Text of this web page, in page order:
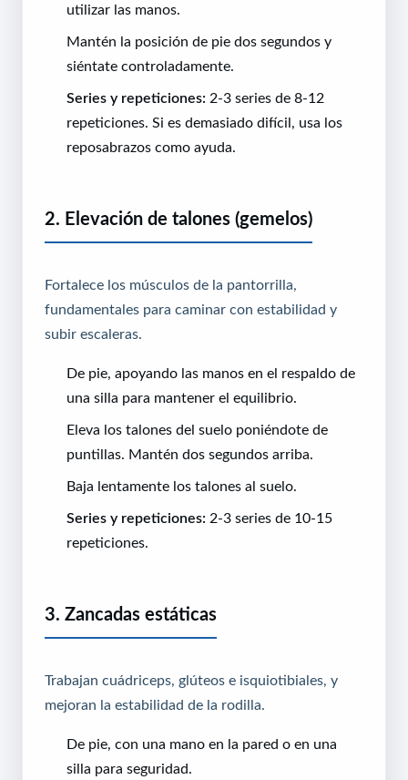
utilizar las manos.
Mantén la posición de pie dos segundos y
siéntate controladamente.
Series y repeticiones: 2-3 series de 8-12
repeticiones. Si es demasiado difícil, usa los
reposabrazos como ayuda.
2. Elevación de talones (gemelos)
Fortalece los músculos de la pantorrilla,
fundamentales para caminar con estabilidad y
subir escaleras.
De pie, apoyando las manos en el respaldo de
una silla para mantener el equilibrio.
Eleva los talones del suelo poniéndote de
puntillas. Mantén dos segundos arriba.
Baja lentamente los talones al suelo.
Series y repeticiones: 2-3 series de 10-15
repeticiones.
3. Zancadas estáticas
Trabajan cuádriceps, glúteos e isquiotibiales, y
mejoran la estabilidad de la rodilla.
De pie, con una mano en la pared o en una
silla para seguridad.